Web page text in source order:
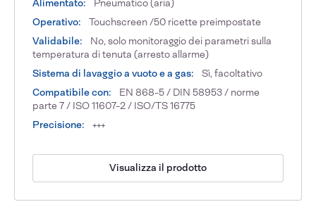
Alimentato:
Pneumatico (aria)
Operativo:
Touchscreen /50 ricette preimpostate
Validabile:
No, solo monitoraggio dei parametri sulla
temperatura di tenuta (arresto allarme)
Sistema di lavaggio a vuoto e a gas:
Sì, facoltativo
Compatibile con:
EN 868-5 / DIN 58953 / norme
parte 7 / ISO 11607-2 / ISO/TS 16775
Precisione:
+++
Visualizza il prodotto